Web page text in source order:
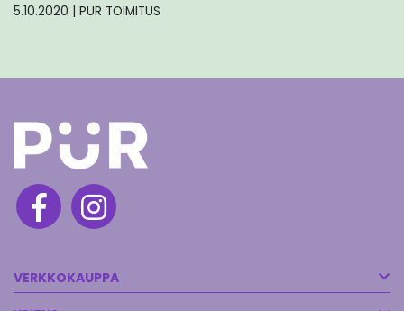
5.10.2020 | PUR TOIMITUS
VERKKOKAUPPA